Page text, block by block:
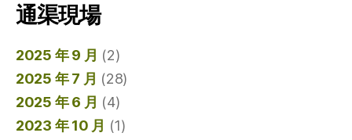
通渠現場
2025 年 9 月 (2)
2025 年 7 月 (28)
2025 年 6 月 (4)
2023 年 10 月 (1)